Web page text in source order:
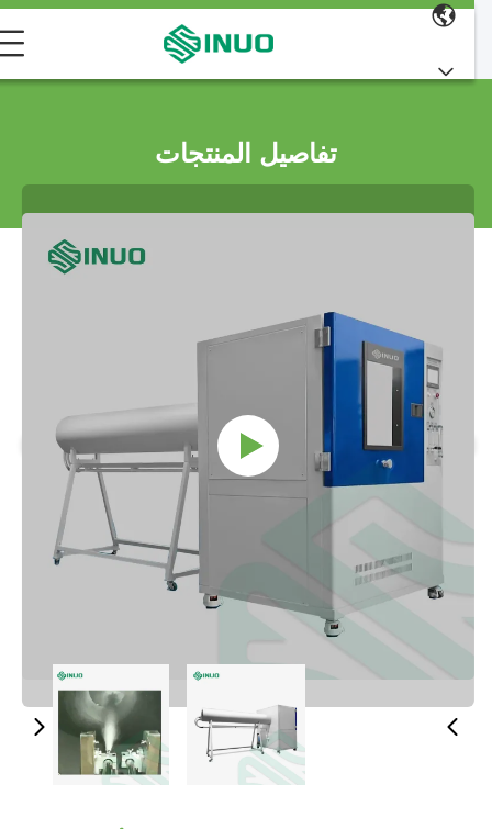
تفاصيل المنتجات